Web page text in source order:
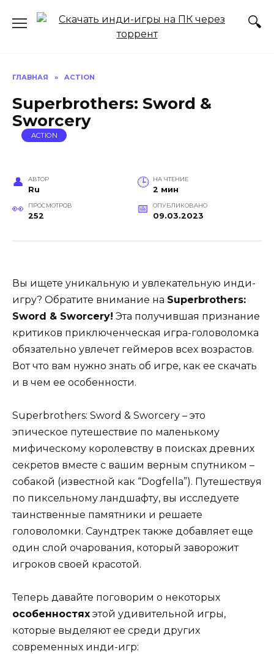
ГЛАВНАЯ » ACTION
Superbrothers: Sword &
Sworcery
ACTION
АВТОР
Ru
НА ЧТЕНИЕ
2 мин
ПРОСМОТРОВ
252
ОПУБЛИКОВАНО
09.03.2023
Вы ищете уникальную и увлекательную инди-
игру? Обратите внимание на Superbrothers:
Sword & Sworcery! Эта получившая признание
критиков приключенческая игра-головоломка
обязательно увлечет геймеров всех возрастов.
Вот что вам нужно знать об игре, как ее скачать
и в чем ее особенности.
Superbrothers: Sword & Sworcery – это
эпическое путешествие по маленькому
мифическому королевству в поисках древних
секретов вместе с вашим верным спутником –
собакой (известной как “Dogfella”). Путешествуя
по пиксельному ландшафту, вы исследуете
таинственные памятники и решаете
головоломки. Саундтрек также добавляет еще
один слой очарования, который заворожит
игроков своей красотой.
Теперь давайте поговорим о некоторых
особенностях этой удивительной игры,
которые выделяют ее среди других
современных инди-игр: